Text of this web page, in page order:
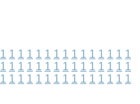
1 1 1 1 1 1 1 1 1 1 1 1 1 1 1
1 1 1 1 1 1 1 1 1 1 1 1 1 1 1
1 1 1 1 1 1 1 1 1 1 1 1 1 1 1